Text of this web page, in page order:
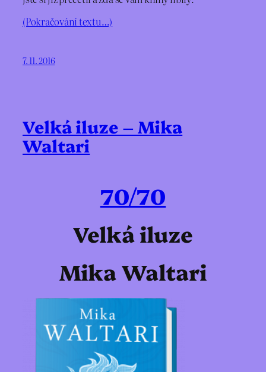
(Pokračování textu…)
7. 11. 2016
Velká iluze – Mika
Waltari
70/70
Velká iluze
Mika Waltari